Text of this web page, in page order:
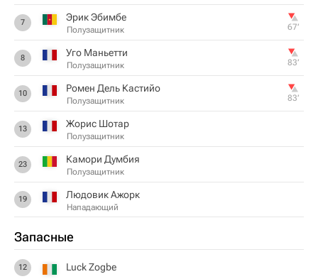
7 Эрик Эбимбе
Полузащитник 67‎’‎
8 Уго Маньетти
Полузащитник 83‎’‎
10 Ромен Дель Кастийо
Полузащитник 83‎’‎
13 Жорис Шотар
Полузащитник
23 Камори Думбия
Полузащитник
19 Людовик Ажорк
Нападающий
Запасные
12 Luck Zogbe